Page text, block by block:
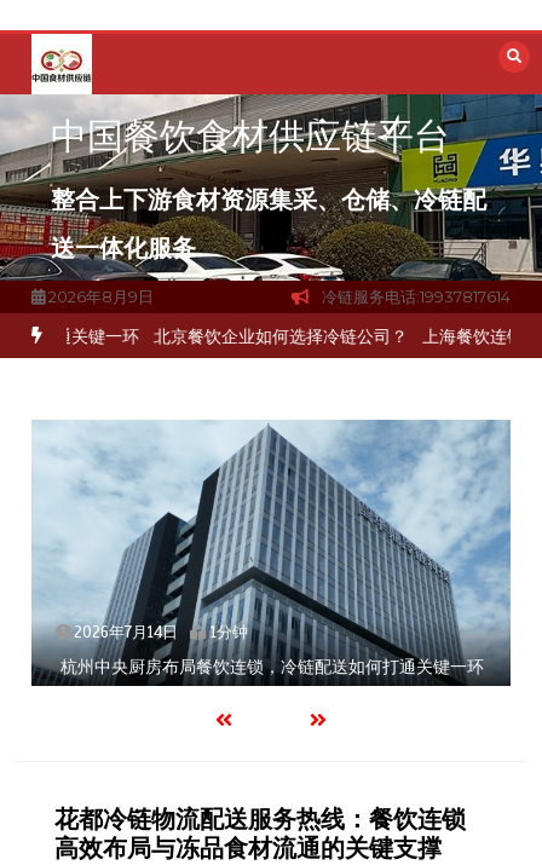
容
中国餐饮食材供应链平台
整合上下游食材资源集采、仓储、冷链配
送一体化服务
2026年8月9日 冷链服务电话:19937817614
通关键一环 北京餐饮企业如何选择冷链公司？ 上海餐饮连锁加速，
2026年7月14日 1分钟
杭州中央厨房布局餐饮连锁，冷链配送如何打通关键一环
花都冷链物流配送服务热线：餐饮连锁
高效布局与冻品食材流通的关键支撑